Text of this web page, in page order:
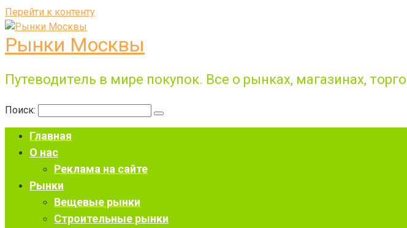
Перейти к контенту
Рынки Москвы
Путеводитель в мире покупок. Все о рынках, магазинах,
Поиск:
Главная
О нас
Реклама на сайте
Рынки
Вещевые рынки
Строительные рынки